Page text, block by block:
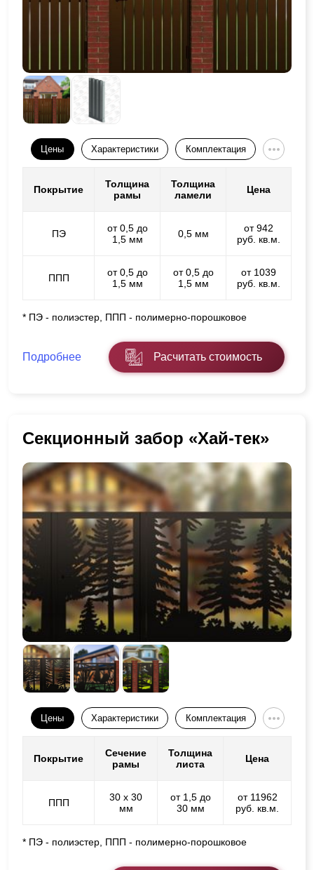
Цены Характеристики Комплектация
Покрытие
Толщина
рамы
Толщина
ламели
Цена
ПЭ
от 0,5 до
1,5 мм
0,5 мм
от 942
руб. кв.м.
ППП
от 0,5 до
1,5 мм
от 0,5 до
1,5 мм
от 1039
руб. кв.м.
* ПЭ - полиэстер, ППП - полимерно-порошковое
Подробнее Расчитать стоимость
Секционный забор «Хай-тек»
Цены Характеристики Комплектация
Покрытие
Сечение
рамы
Толщина
листа
Цена
ППП
30 х 30
мм
от 1,5 до
30 мм
от 11962
руб. кв.м.
* ПЭ - полиэстер, ППП - полимерно-порошковое